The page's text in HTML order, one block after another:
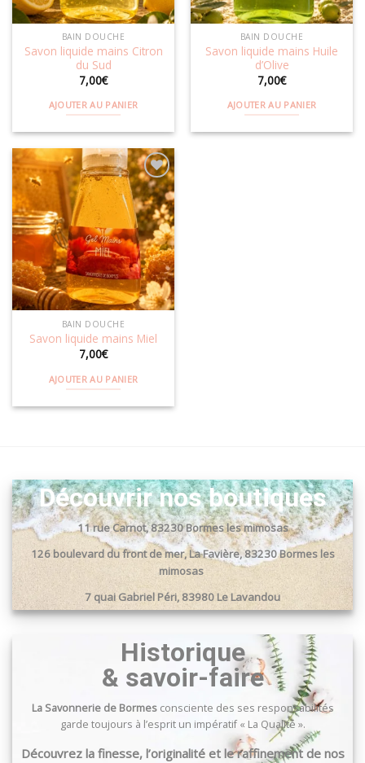
BAIN DOUCHE
Savon liquide mains Citron
du Sud
7,00€
AJOUTER AU PANIER
BAIN DOUCHE
Savon liquide mains Huile
d’Olive
7,00€
AJOUTER AU PANIER
Ajouter
à la
wishlist
BAIN DOUCHE
Savon liquide mains Miel
7,00€
AJOUTER AU PANIER
Découvrir nos boutiques
11 rue Carnot, 83230 Bormes les mimosas
126 boulevard du front de mer, La Favière, 83230 Bormes les
mimosas
7 quai Gabriel Péri, 83980 Le Lavandou
Historique
& savoir-faire
La Savonnerie de Bormesconsciente des ses responsabilités
garde toujours à l’esprit un impératif « La Qualité ».
Découvrez la finesse, l’originalité et le raffinement de nos